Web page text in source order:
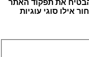
את תפקוד האתר
אילו סוגי עוגיות